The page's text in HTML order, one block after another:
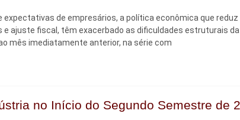
de empresários, a política econômica que reduz
ajuste fiscal, têm exacerbado as dificuldades estruturais
mês imediatamente anterior, na série com
no Início do Segundo Semestre de